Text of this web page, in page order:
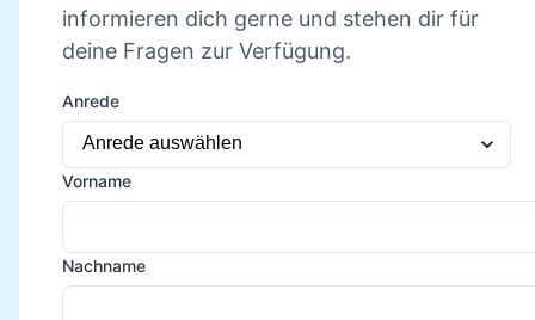
informieren dich gerne und stehen dir für
deine Fragen zur Verfügung.
Anrede
Vorname
Nachname